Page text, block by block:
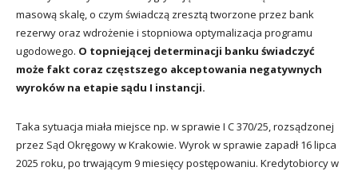
masową skalę, o czym świadczą zresztą tworzone przez bank
rezerwy oraz wdrożenie i stopniowa optymalizacja programu
ugodowego. O topniejącej determinacji banku świadczyć
może fakt coraz częstszego akceptowania negatywnych
wyroków na etapie sądu I instancji.
Taka sytuacja miała miejsce np. w sprawie I C 370/25, rozsądzonej
przez Sąd Okręgowy w Krakowie. Wyrok w sprawie zapadł 16 lipca
2025 roku, po trwającym 9 miesięcy postępowaniu. Kredytobiorcy w